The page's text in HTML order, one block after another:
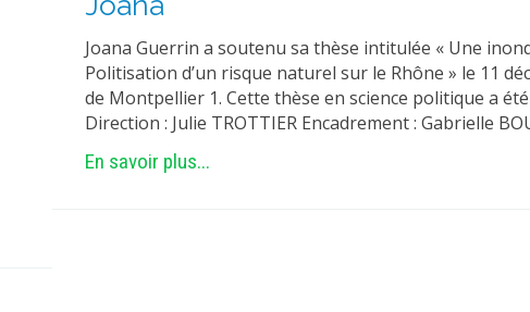
Joana Guerrin a soutenu sa thèse intitulée « Une
Politisation d’un risque naturel sur le Rhône » le 11
de Montpellier 1. Cette thèse en science politique a été
Direction : Julie TROTTIER Encadrement : Gabrielle
En savoir plus...